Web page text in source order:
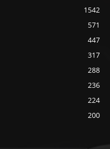
1542
571
447
317
288
236
224
200